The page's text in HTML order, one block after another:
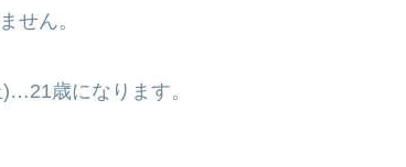
せん。
歳になります。